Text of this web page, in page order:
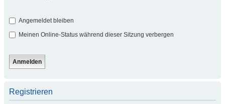
Angemeldet bleiben
Meinen Online-Status während dieser Sitzung verbergen
Registrieren